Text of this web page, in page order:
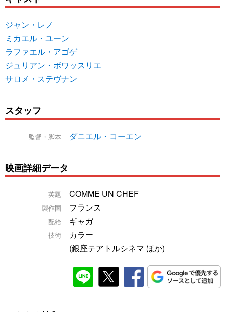
ジャン・レノ
ミカエル・ユーン
ラファエル・アゴゲ
ジュリアン・ボワッスリエ
サロメ・ステヴナン
スタッフ
監督・脚本 ダニエル・コーエン
映画詳細データ
英題 COMME UN CHEF
製作国 フランス
配給 ギャガ
技術
カラー
(銀座テアトルシネマ ほか)